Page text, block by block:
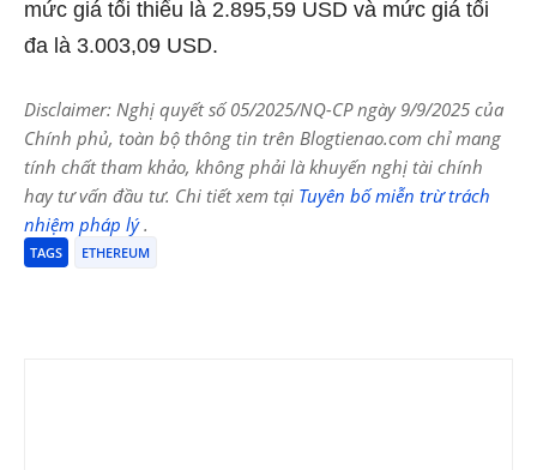
mức giá tối thiểu là 2.895,59 USD và mức giá tối
đa là 3.003,09 USD.
Disclaimer: Nghị quyết số 05/2025/NQ-CP ngày 9/9/2025 của
Chính phủ, toàn bộ thông tin trên Blogtienao.com chỉ mang
tính chất tham khảo, không phải là khuyến nghị tài chính
hay tư vấn đầu tư. Chi tiết xem tại Tuyên bố miễn trừ trách
nhiệm pháp lý.
TAGS ETHEREUM